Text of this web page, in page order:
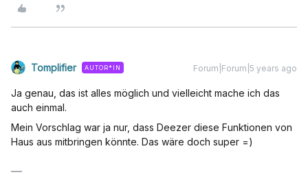
Tomplifier AUTOR*IN Forum|Forum|5 years ago
Ja genau, das ist alles möglich und vielleicht mache ich das
auch einmal.
Mein Vorschlag war ja nur, dass Deezer diese Funktionen von
Haus aus mitbringen könnte. Das wäre doch super =)